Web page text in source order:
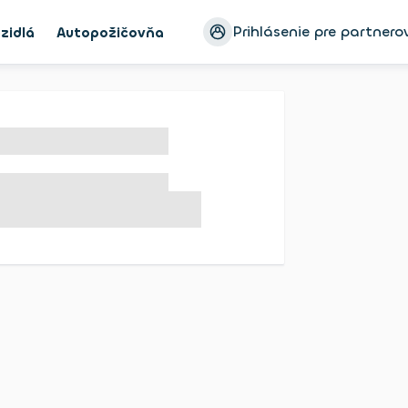
Autopožičovňa Ayvens Bike Blog
Prihlásenie pre